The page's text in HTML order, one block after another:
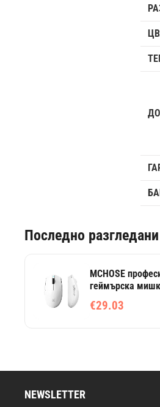
Последно
MCHOSE
геймърска
Hz, механични
€29.03
NEWSLETTER